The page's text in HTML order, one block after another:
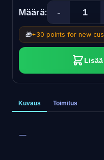
Määrä: -
🎁+30 points for new
Kuvaus Toimitus
—